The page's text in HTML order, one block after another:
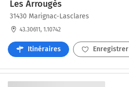
Les Arrougès
31430 Marignac-Lasclares
43.30611, 1.10742
Itinéraires Enregistrer